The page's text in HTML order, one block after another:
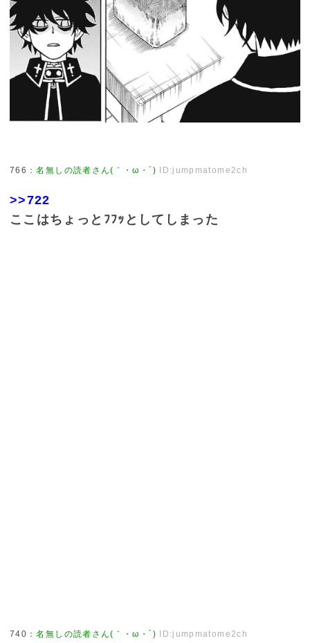
766 ：名無しの読者さん(｀・ω・´) ID:jumpmatome2ch
>>722
ここはちょっとﾌﾌｯとしてしまった
740 ：名無しの読者さん(｀・ω・´) ID:jumpmatome2ch